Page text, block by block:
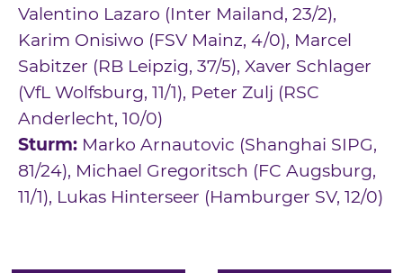
Valentino Lazaro (Inter Mailand, 23/2),
Karim Onisiwo (FSV Mainz, 4/0), Marcel
Sabitzer (RB Leipzig, 37/5), Xaver Schlager
(VfL Wolfsburg, 11/1), Peter Zulj (RSC
Anderlecht, 10/0)
Sturm: Marko Arnautovic (Shanghai SIPG,
81/24), Michael Gregoritsch (FC Augsburg,
11/1), Lukas Hinterseer (Hamburger SV, 12/0)